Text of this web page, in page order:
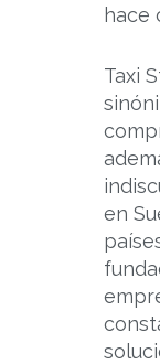
hace
Taxi
en